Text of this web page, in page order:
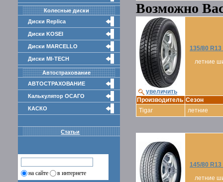
Колесные диски
Диски Replica
Диски KOSEI
Диски MARCELLO
Диски MI-TECH
Автострахование
АВТОСТРАХОВАНИЕ
Калькулятор ОСАГО
КАСКО
Статьи
на сайте в интернете
Возможно
увеличить
135/80 R13
летние
Производитель Сезон
Tigar
летние
145/80 R13
летние